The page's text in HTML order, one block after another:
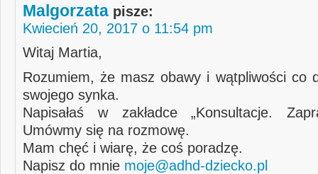
Malgorzata pisze:
Kwiecień 20, 2017 o 11:54 pm
Witaj Martia,
Rozumiem, że masz obawy i wątpliwości co
swojego synka.
Napisałaś w zakładce „Konsultacje.
Umówmy się na rozmowę.
Mam chęć i wiarę, że coś poradzę.
Napisz do mnie moje@adhd-dziecko.pl